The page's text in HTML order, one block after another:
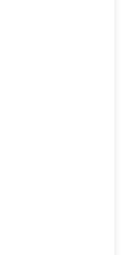
در دنیای کنونی تکنولوژی،
تلقی میشوند که میتوانند
کنند. برای بهبود، توسعه،
دارد که با اتکا به داده های
گیرندگان کلیدی را نسبت به
یکی از ابزارهای مهم برای
در شرکت های رو به رشد و به
با توجه به سرعت سریع توسعه
ها و ایجاد ویژگی های جدید
تجربه مشتری و کسب سهم
بالا باشد و لذا برای پیشبرد